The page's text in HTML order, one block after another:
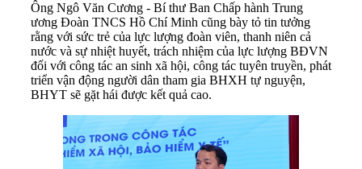
Ông Ngô Văn Cương - Bí thư Ban Chấp hành Trung
ương Đoàn TNCS Hồ Chí Minh cũng bày tỏ tin tưởng
rằng với sức trẻ của lực lượng đoàn viên, thanh niên cả
nước và sự nhiệt huyết, trách nhiệm của lực lượng BĐVN
đối với công tác an sinh xã hội, công tác tuyên truyền, phát
triển vận động người dân tham gia BHXH tự nguyện,
BHYT sẽ gặt hái được kết quả cao.